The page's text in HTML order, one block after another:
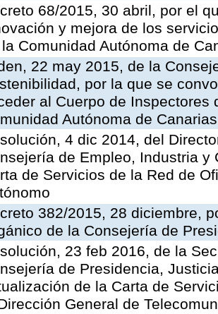
68/2015, 30 abril, por el
y mejora de los
Comunidad Autónoma de
22 may 2015, de la
por la que se
al Cuerpo de
Autónoma de Canarias
4 dic 2014, del
de Empleo, Industria
de Servicios de la Red de
382/2015, 28 diciembre,
de la Consejería de
23 feb 2016, de la
de Presidencia,
de la Carta de
General de